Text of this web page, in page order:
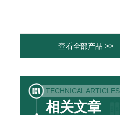
查看全部产品 >>
TECHNICAL ARTICLES
相关文章